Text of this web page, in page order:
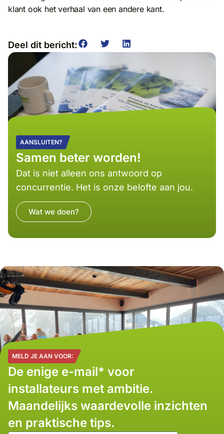
klant ook het verhaal van een andere kant.
Deel dit bericht:
AANSLUITEN?
Samen beter worden!
Dat is niet alleen ons antwoord op
concurrentie. Het is onze belofte aan jou.
Wat we doen?
MELD JE AAN VOOR:
De enige e-mail* voor
installateurs met ambitie.
Maandelijks waardevolle inzichten
en praktische tips.